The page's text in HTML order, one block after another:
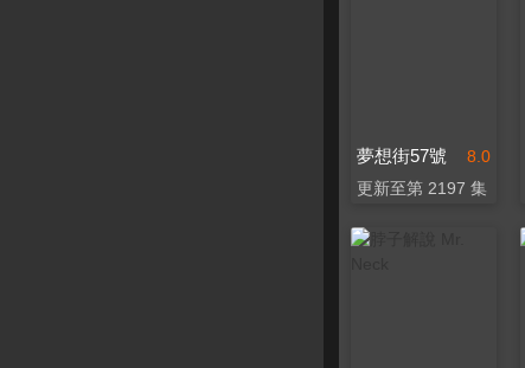
8.0
夢想街57號
更新至第 2197 集